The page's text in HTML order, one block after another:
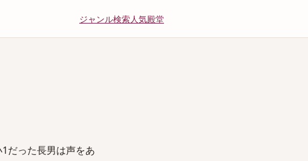
ジャンル検索人気殿堂
だった長男は声をあ